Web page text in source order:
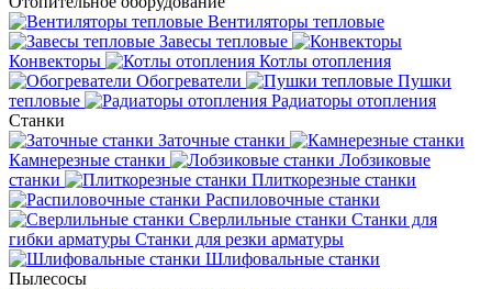
Вентиляторы тепловые
Завесы тепловые
Конвекторы
Котлы отопления
Обогреватели
Пушки
тепловые
Радиаторы отопления
Станки
Заточные станки
Камнерезные станки
Лобзиковые
станки
Плиткорезные станки
Распиловочные станки
Сверлильные станки Станки для
гибки арматуры Станки для резки арматуры
Шлифовальные станки
Пылесосы